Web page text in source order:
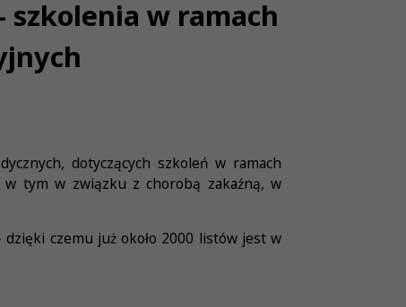
w ramach
dotyczących szkoleń w ramach
w tym w związku z chorobą zakaźną, w
dzięki czemu już około 2000 listów jest w